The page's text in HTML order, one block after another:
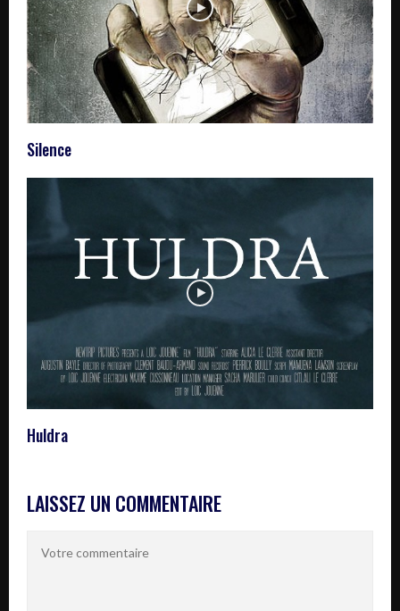
Silence
Huldra
LAISSEZ UN COMMENTAIRE